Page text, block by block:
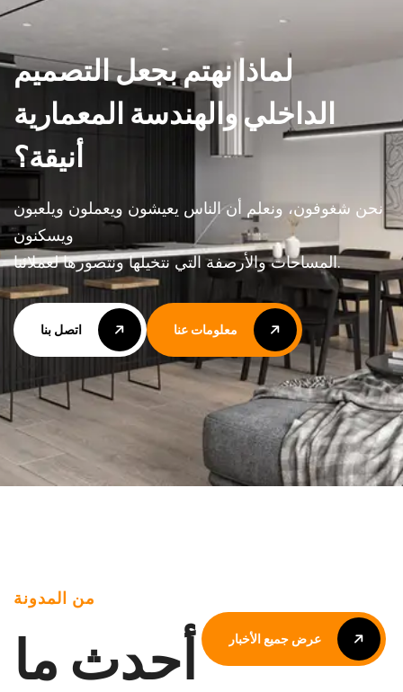
لماذا نهتم بجعل التصميم
الداخلي والهندسة المعمارية
أنيقة؟
نحن شغوفون، ونعلم أن الناس يعيشون ويعملون ويلعبون
ويسكنون
المساحات والأرصفة التي نتخيلها ونتصورها لعملائنا.
معلومات عنا
من المدونة
أحدث ما